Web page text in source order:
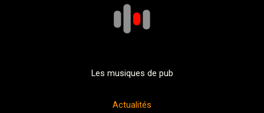
Les musiques de pub
Actualités